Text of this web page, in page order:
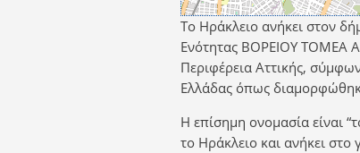
Το Ηράκλειο ανήκει στον
Ενότητας ΒΟΡΕΙΟΥ ΤΟΜΕΑ
Περιφέρεια Αττικής,
Ελλάδας όπως
Η επίσημη ονομασία είναι
το Ηράκλειο και ανήκει